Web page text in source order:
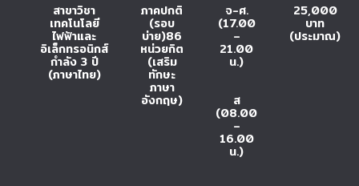
สาขาวิชา
เทคโนโลยี
ไฟฟ้าและ
อิเล็กทรอนิกส์
กำลัง 3 ปี
(ภาษาไทย)
ภาคปกติ
(รอบ
บ่าย)86
หน่วยกิต
(เสริม
ทักษะ
ภาษา
อังกฤษ)
จ-ศ.
(17.00
–
21.00
น.)
ส
(08.00
–
16.00
น.)
25,000
บาท
(ประมาณ)